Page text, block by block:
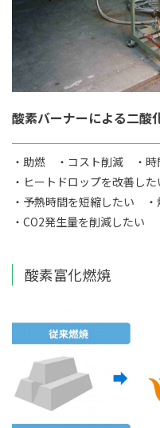
酸素バーナーによる二酸
・助燃 ・コスト削減
・
・ヒートドロップを改善した
・予熱時間を短縮したい
・CO2発生量を削減したい
酸素富化燃焼